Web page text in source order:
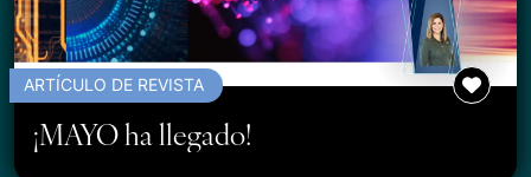
ARTÍCULO DE REVISTA
¡MAYO ha llegado!